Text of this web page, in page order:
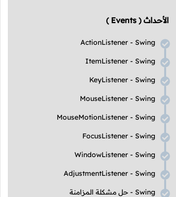
الأحداث ( Events )
ActionListener - Swing
ItemListener - Swing
KeyListener - Swing
MouseListener - Swing
MouseMotionListener - Swing
FocusListener - Swing
WindowListener - Swing
AdjustmentListener - Swing
Swing - حل مشكلة المزامنة